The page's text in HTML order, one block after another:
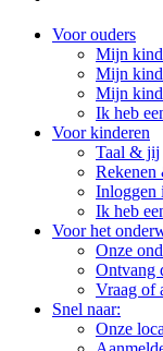
Voor ouders
Mijn kind
Mijn kind
Mijn kind
Ik heb
Voor kinderen
Taal & jij
Inloggen
Ik heb
Voor het
Onze
Ontvang
Vraag of
Snel naar:
Onze